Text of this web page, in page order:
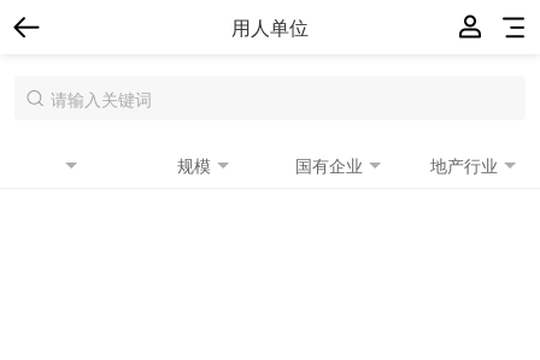
用人单位
规模 国有企业 地产行业